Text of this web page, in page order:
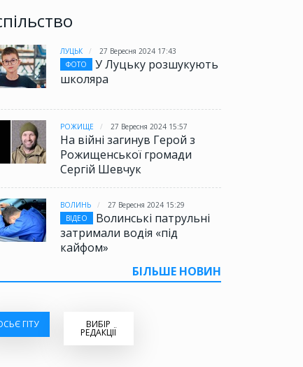
ЛУЦЬК
27 Вересня 2024 17:43
ФОТО
У Луцьку розшукують
школяра
РОЖИЩЕ 27 Вересня 2024 15:57
На війні загинув Герой з
Рожищенської громади
Сергій Шевчук
ВОЛИНЬ
27 Вересня 2024 15:29
ВІДЕО
Волинські патрульні
затримали водія «під
кайфом»
БІЛЬШЕ НОВИН
ГІТУ ВИБІР
РЕДАКЦІЇ